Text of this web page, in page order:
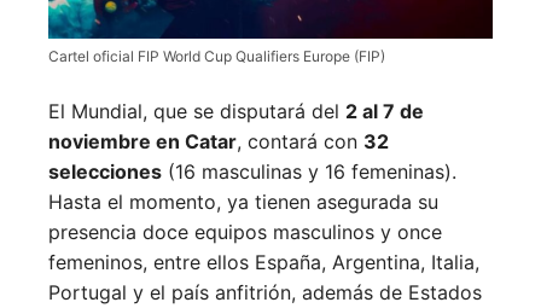
Cartel oficial FIP World Cup Qualifiers Europe (FIP)
El Mundial, que se disputará del 2 al 7 de
noviembre en Catar, contará con 32
selecciones (16 masculinas y 16 femeninas).
Hasta el momento, ya tienen asegurada su
presencia doce equipos masculinos y once
femeninos, entre ellos España, Argentina, Italia,
Portugal y el país anfitrión, además de Estados